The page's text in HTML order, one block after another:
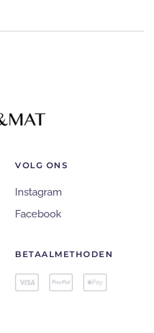
VOLG ONS
Instagram
Facebook
BETAALMETHODEN